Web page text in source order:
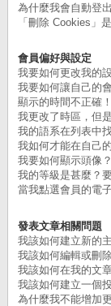
為什麼我會自動登
「刪除 Cookies」
會員偏好與設定
我要如何更改我的
我要如何讓自己的
顯示的時間不正確！
我更改了時區，但
我的語系在列表中
我如何才能在自己
我要如何顯示頭像？
我的等級是甚麼？
當我點選會員的電
發表文章相關問題
我該如何建立新的
我該如何編輯或刪
我該如何在我的文
我該如何建立一個
為什麼我不能增加